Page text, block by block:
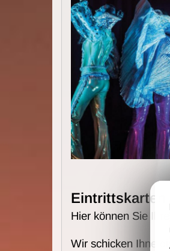
Eintrittskarten
Hier können Sie
Wir schicken Ihne